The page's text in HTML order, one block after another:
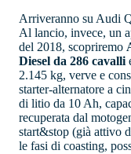
Arriveranno su Audi
Al lancio, invece, un
del 2018, scopriremo
Diesel da 286 cavalli
2.145 kg, verve e
starter-alternatore a
di litio da 10 Ah,
recuperata dal
start&stop (già attivo
le fasi di coasting,